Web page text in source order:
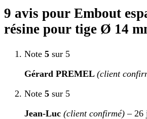
9 avis pour Embout
résine pour tige Ø 14
Note 5 sur 5
Gérard PREMEL (client
Note 5 sur 5
Jean-Luc (client confirmé) – 26